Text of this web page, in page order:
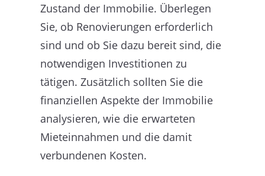
Zustand der Immobilie. Überlegen
Sie, ob Renovierungen erforderlich
sind und ob Sie dazu bereit sind, die
notwendigen Investitionen zu
tätigen. Zusätzlich sollten Sie die
finanziellen Aspekte der Immobilie
analysieren, wie die erwarteten
Mieteinnahmen und die damit
verbundenen Kosten.